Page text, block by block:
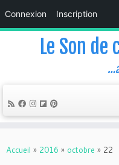
Connexion Inscription
Le Son
Accueil » 2016 » octobre » 22